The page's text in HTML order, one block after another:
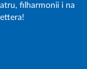
filharmonii i na